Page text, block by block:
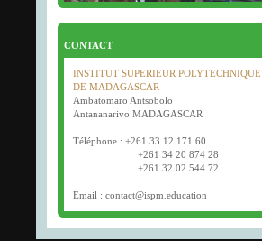
CONTACT
INSTITUT SUPERIEUR POLYTECHNIQUE
DE MADAGASCAR
Ambatomaro Antsobolo
Antananarivo MADAGASCAR
Téléphone : +261 33 12 171 60
+261 34 20 874 28
+261 32 02 544 72
Email : contact@ispm.education